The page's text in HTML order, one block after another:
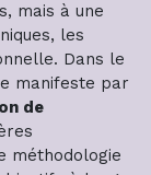
mais à une
les
Dans le
manifeste par
de
méthodologie